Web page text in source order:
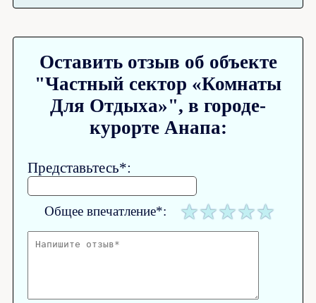
Оставить отзыв об объекте
"Частный сектор «Комнаты
Для Отдыха»", в городе-
курорте Анапа:
Представьтесь*:
Общее впечатление*: